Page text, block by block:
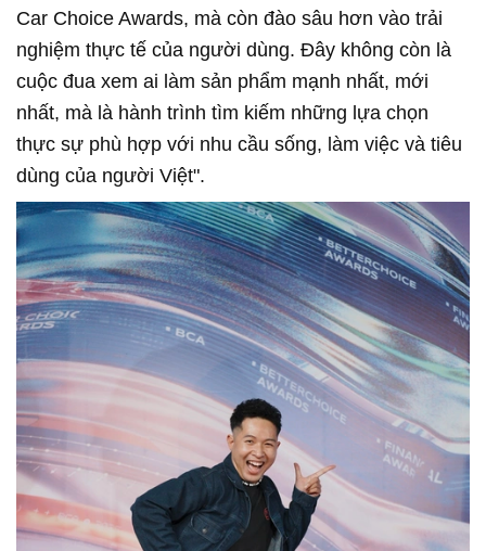
Car Choice Awards, mà còn đào sâu hơn vào trải
nghiệm thực tế của người dùng. Đây không còn là
cuộc đua xem ai làm sản phẩm mạnh nhất, mới
nhất, mà là hành trình tìm kiếm những lựa chọn
thực sự phù hợp với nhu cầu sống, làm việc và tiêu
dùng của người Việt".